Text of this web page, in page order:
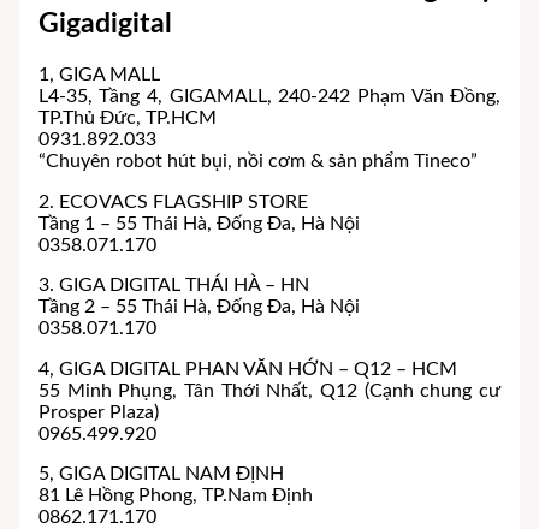
Gigadigital
1, GIGA MALL
L4-35, Tầng 4, GIGAMALL, 240-242 Phạm Văn Đồng,
TP.Thủ Đức, TP.HCM
0931.892.033
“Chuyên robot hút bụi, nồi cơm & sản phẩm Tineco”
2. ECOVACS FLAGSHIP STORE
Tầng 1 – 55 Thái Hà, Đống Đa, Hà Nội
0358.071.170
3. GIGA DIGITAL THÁI HÀ – HN
Tầng 2 – 55 Thái Hà, Đống Đa, Hà Nội
0358.071.170
4, GIGA DIGITAL PHAN VĂN HỚN – Q12 – HCM
55 Minh Phụng, Tân Thới Nhất, Q12 (Cạnh chung cư
Prosper Plaza)
0965.499.920
5, GIGA DIGITAL NAM ĐỊNH
81 Lê Hồng Phong, TP.Nam Định
0862.171.170